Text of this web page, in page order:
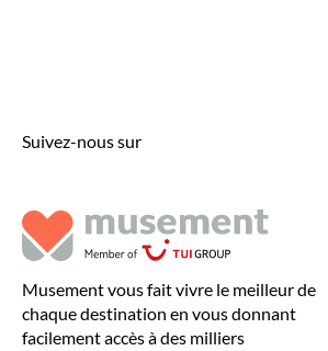
Suivez-nous sur
Musement vous fait vivre le meilleur de
chaque destination en vous donnant
facilement accès à des milliers